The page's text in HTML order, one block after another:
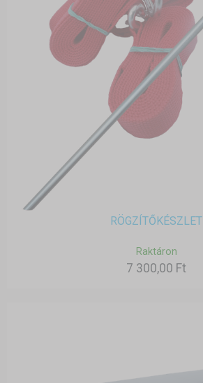
RÖGZÍTŐKÉSZLET
Raktáron
7 300,00 Ft